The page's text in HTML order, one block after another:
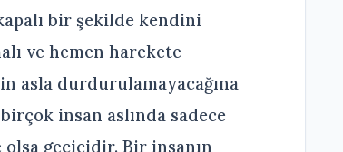
bir şekilde kendini
ve hemen harekete
asla durdurulamayacağına
insan aslında sadece
geçicidir. Bir insanın